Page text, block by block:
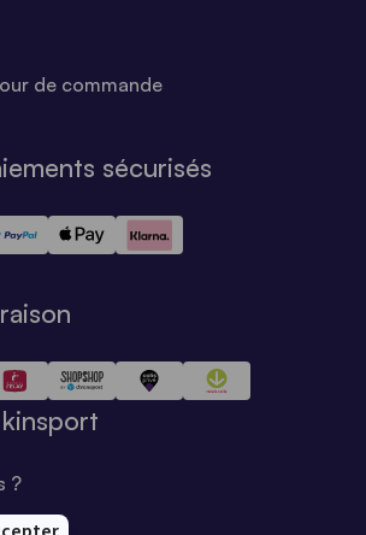
de commande
sécurisés
?